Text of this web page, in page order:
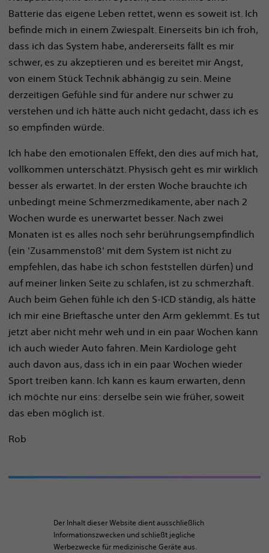
Batterie das eigene Leben rettet, wenn es soweit ist. Ich
befinde mich in einem Zwiespalt. Einerseits bin ich froh,
dass ich das System habe, andererseits fällt es mir
schwer, es zu akzeptieren und es bereitet mir Angst,
von einem Stück Technik abhängig zu sein. Meine
derzeitigen Gefühle sind für andere nur schwer zu
verstehen und ich hätte auch nicht gedacht, dass ich es
so empfinden würde.
Ich habe den emotionalen Effekt, den dies auf mich hat,
vollkommen unterschätzt. Physisch geht es mir wirklich
besser als erwartet. In der ersten Woche brauchte ich
unbedingt meine Schmerzmedikamente, aber nach 2
Wochen wurde es unerwartet besser. Nach zwei
Monaten ist es alles noch sehr berührungsempfindlich
(ein 'Zusammenstoß' mit dem System ist nicht zu
empfehlen, das habe ich schon feststellen dürfen) und
auf meiner linken Seite zu schlafen, ist zu schmerzhaft.
Auch beim Gehen fühle ich den S-ICD ständig, als hätte
ich mir eine Brieftasche unter den Arm geklemmt. Es tut
jetzt aber nicht mehr weh und in ein paar Wochen kann
ich auch wieder Auto fahren. Mein Kardiologe geht
auch davon aus, dass ich in ein paar Wochen wieder
Sport treiben kann. Ich kann es kaum erwarten, denn
ich möchte nur eins: derselbe sein wie früher, soweit
das eben möglich ist.
Rob
Der Inhalt dieser Website dient ausschließlich
Informationszwecken und schließt jegliche
Werbezwecke für medizinische Geräte aus.